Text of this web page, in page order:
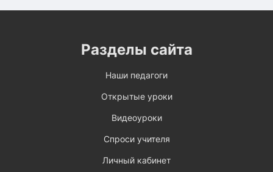
Разделы сайта
Наши педагоги
Открытые уроки
Видеоуроки
Спроси учителя
Личный кабинет